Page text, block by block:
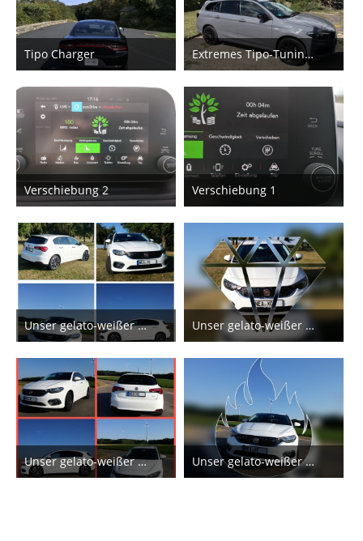
Tipo Charger
3. Oktober 2019
7
Extremes Tipo-Tuning! Flügelspoiler!
10. August 2018
9
Verschiebung 2
2. April 2018
3
Verschiebung 1
2. April 2018
1
Unser gelato-weißer Hatchback.
1. März 2018
9
Unser gelato-weißer Hatchback.
1. März 2018
5
Unser gelato-weißer Hatchback.
1. März 2018
Unser gelato-weißer Hatchback.
1. März 2018